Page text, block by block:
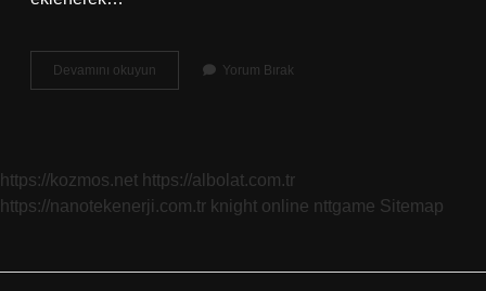
Devamını okuyun
Güzel
Yorum Bırak
https://kozmos.net https://albolat.com.tr
https://nanotekenerji.com.tr knight online nttgame Sitemap